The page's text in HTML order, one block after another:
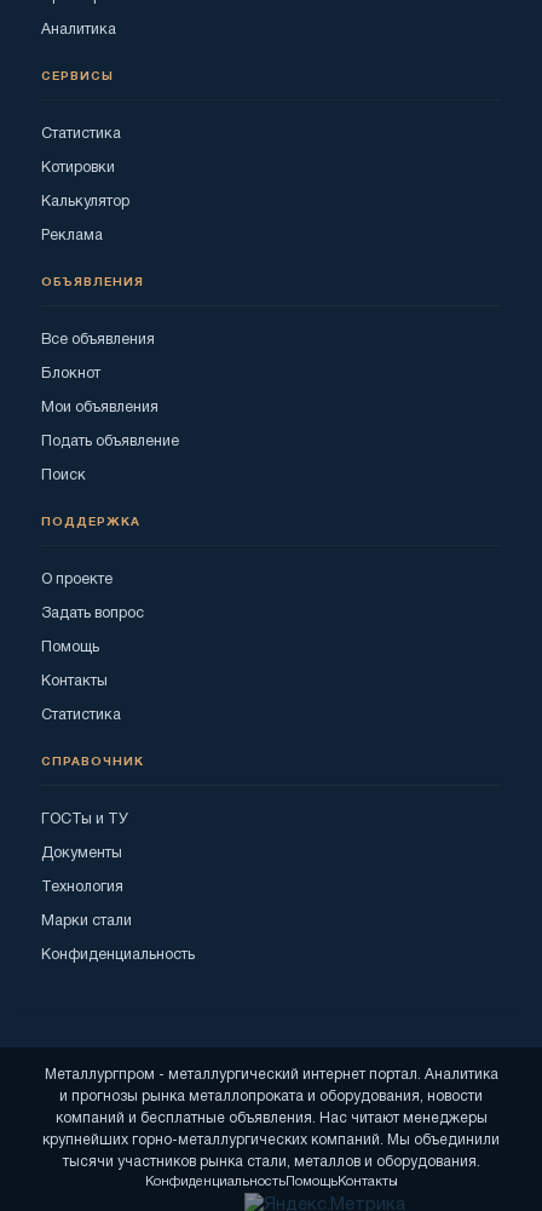
Аналитика
СЕРВИСЫ
Статистика
Котировки
Калькулятор
Реклама
ОБЪЯВЛЕНИЯ
Все объявления
Блокнот
Мои объявления
Подать объявление
Поиск
ПОДДЕРЖКА
О проекте
Задать вопрос
Помощь
Контакты
Статистика
СПРАВОЧНИК
ГОСТы и ТУ
Документы
Технология
Марки стали
Конфиденциальность
Металлургпром - металлургический интернет портал. Аналитика
и прогнозы рынка металлопроката и оборудования, новости
компаний и бесплатные объявления. Нас читают менеджеры
крупнейших горно-металлургических компаний. Мы объединили
тысячи участников рынка стали, металлов и оборудования.
КонфиденциальностьПомощьКонтакты